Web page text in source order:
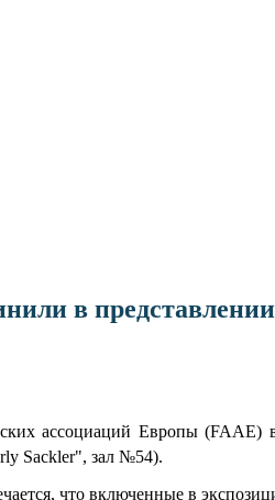
в
ассоциаций Европы (FAAE)
Sackler", зал №54).
что включенные в